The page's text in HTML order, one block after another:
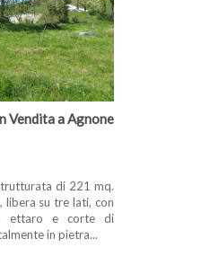
Vendita a Agnone
di 221 mq.
libera su tre lati, con
ettaro e corte di
in pietra...